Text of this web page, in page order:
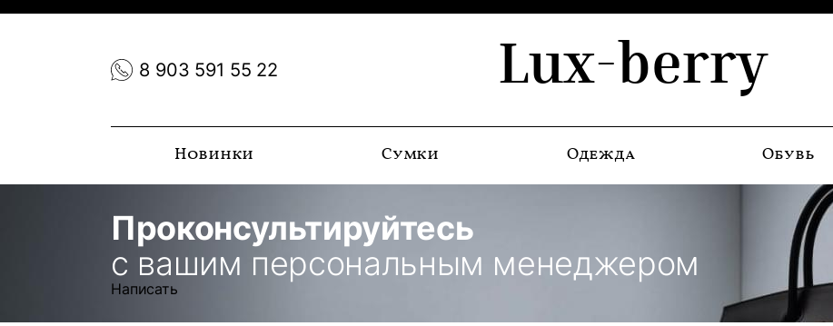
8 903 591 55 22 Lux-berry
Новинки Сумки Одежда Обувь
Проконсультируйтесь
с вашим персональным менеджером
Написать